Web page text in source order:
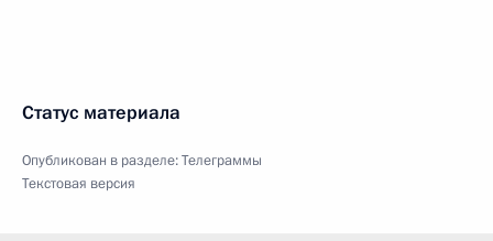
Статус материала
Опубликован в разделе:Телеграммы
Текстовая версия